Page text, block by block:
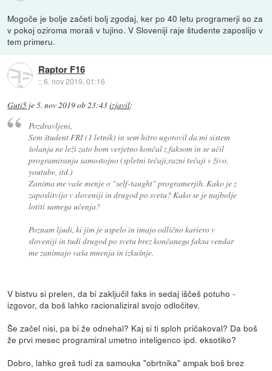
Mogoče je bolje začeti bolj zgodaj, ker po 40 letu programerji so za
v pokoj oziroma moraš v tujino. V Sloveniji raje študente zaposlijo v
tem primeru.
Raptor F16
::6. nov 2019, 01:16
Guti5 je5. nov 2019 ob 23:43izjavil:
Pozdravljeni,
Sem študent FRI (1 letnik) in sem hitro ugotovil da mi sistem
šolanja ne leži zato bom verjetno končal z faksom in se učil
programiranja samostojno (spletni tečaji,razni tečaji v živo,
youtube, itd.)
Zanima me vaše menje o "self-taught" programerjih. Kako je z
zaposlitvijo v sloveniji in drugod po svetu? Kako se je najbolje
lotiti samega učenja?
Poznam ljudi, ki jim je uspelo in imajo odlično kariero v
sloveniji in tudi drugod po svetu brez končanega faksa vendar
me zanimajo vaša mnenja in izkušnje.
V bistvu si prelen, da bi zaključil faks in sedaj iščeš potuho -
izgovor, da boš lahko racionaliziral svojo odločitev.
Še začel nisi, pa bi že odnehal? Kaj si ti sploh pričakoval? Da boš
že prvi mesec programiral umetno inteligenco ipd. eksotiko?
Dobro, lahko greš tudi za samouka "obrtnika" ampak boš brez